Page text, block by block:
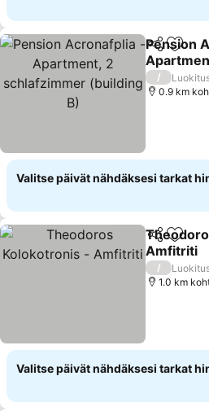
Jaa Lisää
Pension
Katso
/
0.9 km
Valitse päivät nähdäksesi tarkat
Jaa
Amfitriti
Katso
/
1.0 km
Valitse päivät nähdäksesi tarkat